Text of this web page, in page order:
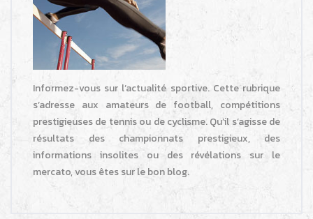
Informez-vous sur l’actualité sportive. Cette rubrique
s’adresse aux amateurs de football, compétitions
prestigieuses de tennis ou de cyclisme. Qu’il s’agisse de
résultats des championnats prestigieux, des
informations insolites ou des révélations sur le
mercato, vous êtes sur le bon blog.